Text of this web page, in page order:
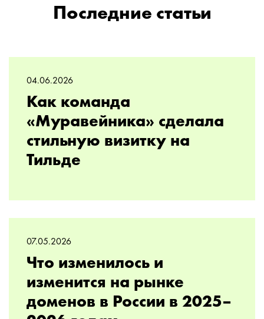
Последние статьи
04.06.2026
Как команда
«Муравейника» сделала
стильную визитку на
Тильде
07.05.2026
Что изменилось и
изменится на рынке
доменов в России в 2025–